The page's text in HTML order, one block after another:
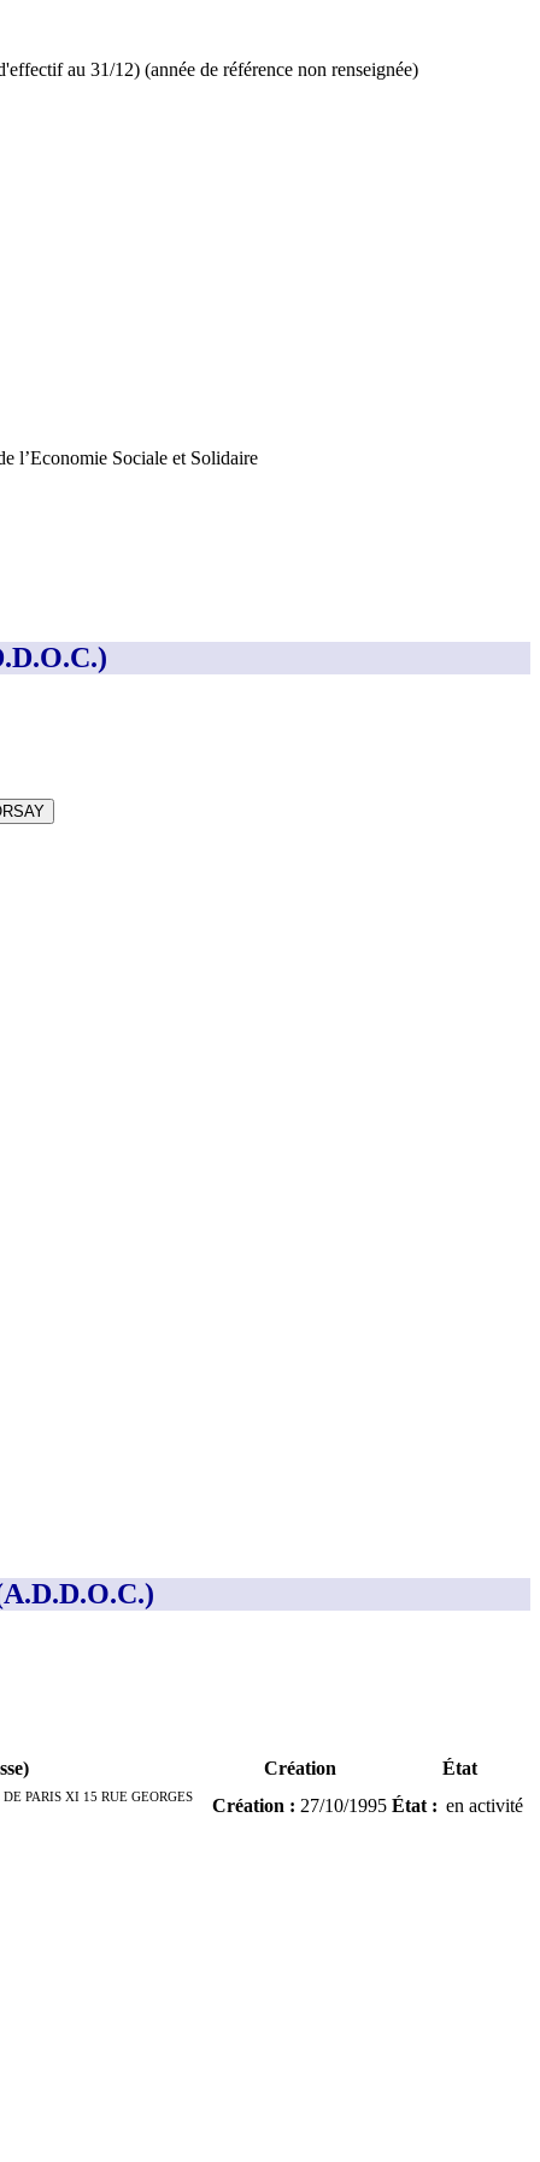
au 31/12) (année de référence non renseignée)
l’Economie Sociale et Solidaire
Création
État
PARIS XI 15 RUE GEORGES
Création : 27/10/1995 État : en activité